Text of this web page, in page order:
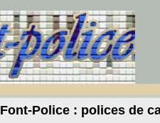
Font-Police : polices de